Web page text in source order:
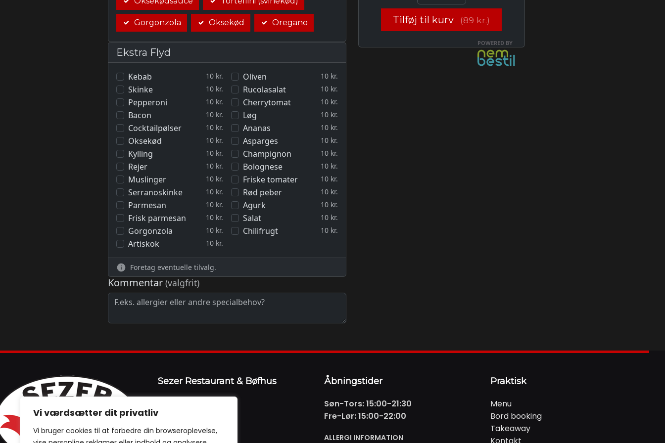
Vi værdsætter dit privatliv
Vi bruger cookies til at forbedre din browseroplevelse,
Sezer Restaurant & Bøfhus
5000 Odense C
Tlf: + 45 66 19 26 66
Åbningstider
Søn-Tors: 15:00-21:30
Fre-Lør: 15:00-22:00
ALLERGI INFORMATION
Praktisk
Menu
Bord booking
Takeaway